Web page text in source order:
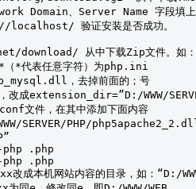
成extension_dir=”D:/WWW/